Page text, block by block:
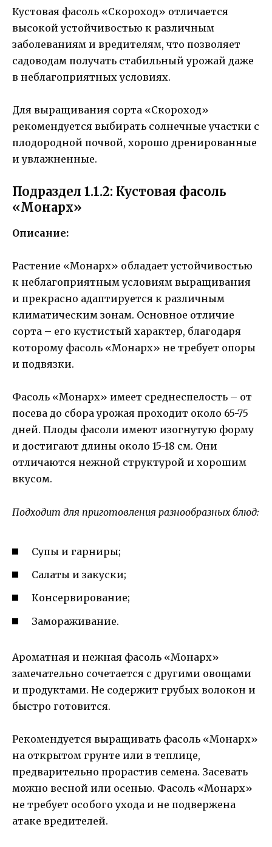
Кустовая фасоль «Скороход» отличается
высокой устойчивостью к различным
заболеваниям и вредителям, что позволяет
садоводам получать стабильный урожай даже
в неблагоприятных условиях.
Для выращивания сорта «Скороход»
рекомендуется выбирать солнечные участки с
плодородной почвой, хорошо дренированные
и увлажненные.
Подраздел 1.1.2: Кустовая фасоль
«Монарх»
Описание:
Растение «Монарх» обладает устойчивостью
к неблагоприятным условиям выращивания
и прекрасно адаптируется к различным
климатическим зонам. Основное отличие
сорта – его кустистый характер, благодаря
которому фасоль «Монарх» не требует опоры
и подвязки.
Фасоль «Монарх» имеет среднеспелость – от
посева до сбора урожая проходит около 65-75
дней. Плоды фасоли имеют изогнутую форму
и достигают длины около 15-18 см. Они
отличаются нежной структурой и хорошим
вкусом.
Подходит для приготовления разнообразных блюд:
Супы и гарниры;
Салаты и закуски;
Консервирование;
Замораживание.
Ароматная и нежная фасоль «Монарх»
замечательно сочетается с другими овощами
и продуктами. Не содержит грубых волокон и
быстро готовится.
Рекомендуется выращивать фасоль «Монарх»
на открытом грунте или в теплице,
предварительно прорастив семена. Засевать
можно весной или осенью. Фасоль «Монарх»
не требует особого ухода и не подвержена
атаке вредителей.